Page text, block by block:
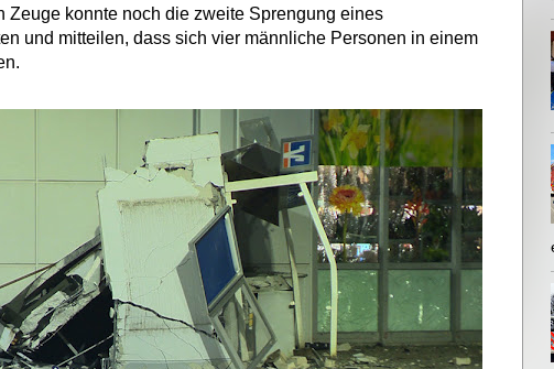
Zeuge konnte noch die zweite Sprengung eines
und mitteilen, dass sich vier männliche Personen in einem